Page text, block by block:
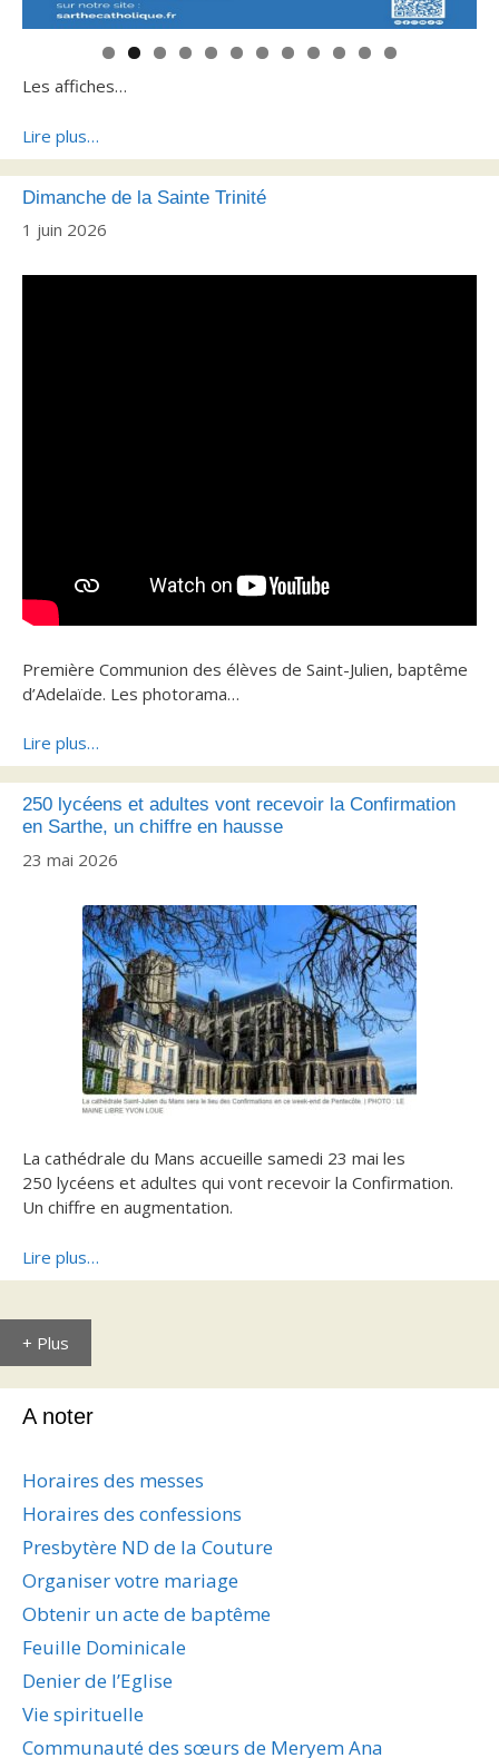
0 1
2
Les affiches…
Lire plus…
Dimanche de la Sainte Trinité
1 juin 2026
Première Communion des élèves de Saint-Julien, baptême
d’Adelaïde. Les photorama…
Lire plus…
250 lycéens et adultes vont recevoir la Confirmation
en Sarthe, un chiffre en hausse
23 mai 2026
La cathédrale du Mans accueille samedi 23 mai les
250 lycéens et adultes qui vont recevoir la Confirmation.
Un chiffre en augmentation.
Lire plus…
+ Plus
A noter
Horaires des messes
Horaires des confessions
Presbytère ND de la Couture
Organiser votre mariage
Obtenir un acte de baptême
Feuille Dominicale
Denier de l’Eglise
Vie spirituelle
Communauté des sœurs de Meryem Ana